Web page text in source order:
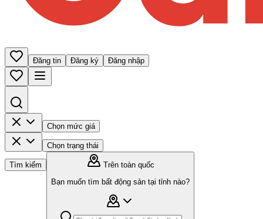
Đăng tin Đăng ký Đăng nhập
Chọn mức giá
Chọn trạng thái
Tìm kiếm
Trên toàn quốc
Bạn muốn tìm bất động sản tại tỉnh nào?